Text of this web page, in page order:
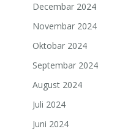
Decembar 2024
Novembar 2024
Oktobar 2024
Septembar 2024
August 2024
Juli 2024
Juni 2024